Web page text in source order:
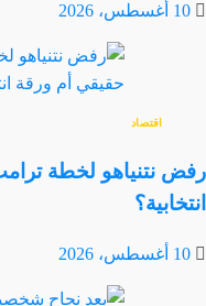
10 أغسطس، 2026
اقتصاد
رفض نتنياهو لخطة
انتخابية؟
10 أغسطس، 2026